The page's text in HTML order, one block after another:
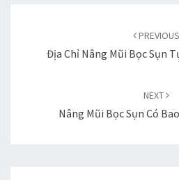
PREVIOUS
Địa Chỉ Nâng Mũi Bọc Sụn
NEXT
Nâng Mũi Bọc Sụn Có